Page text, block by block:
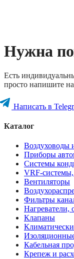
Нужна
Есть
просто напишите
Написать в
Каталог
Воздуховоды
Приборы
Системы
VRF-
Вентиляторы
Фильтры
Нагреватели,
Клапаны
Кабельная
Крепеж и